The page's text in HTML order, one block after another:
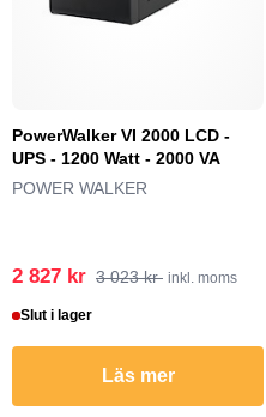
PowerWalker VI 2000 LCD -
UPS - 1200 Watt - 2000 VA
POWER WALKER
2 827 kr 3 023 kr inkl. moms
Slut i lager
Läs mer